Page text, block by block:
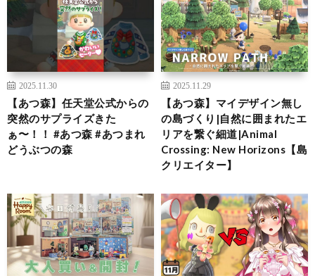
2025.11.30
【あつ森】任天堂公式からの
突然のサプライズきた
ぁ〜！！ #あつ森 #あつまれ
どうぶつの森
2025.11.29
【あつ森】マイデザイン無し
の島づくり|自然に囲まれたエ
リアを繋ぐ細道|Animal
Crossing: New Horizons【島
クリエイター】